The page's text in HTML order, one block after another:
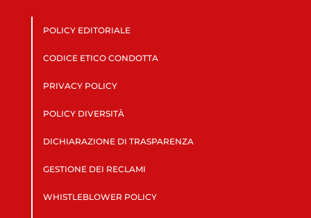
POLICY EDITORIALE
CODICE ETICO CONDOTTA
PRIVACY POLICY
POLICY DIVERSITÀ
DICHIARAZIONE DI TRASPARENZA
GESTIONE DEI RECLAMI
WHISTLEBLOWER POLICY